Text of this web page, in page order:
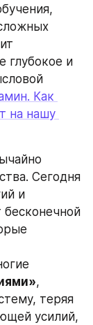
глубокое и
Как
на нашу
Сегодня
и
бесконечной
,
теряя
усилий,